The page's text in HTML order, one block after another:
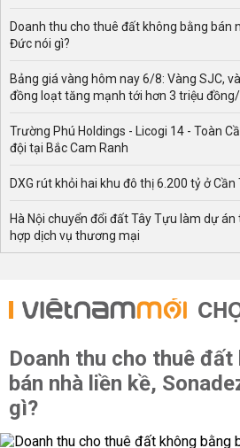
Doanh thu cho thuê đất không bằng bán
Đức nói gì?
Bảng giá vàng hôm nay 6/8: Vàng SJC,
đồng loạt tăng mạnh tới hơn 3 triệu
Trường Phú Holdings - Licogi 14 - Toàn
đội tại Bắc Cam Ranh
DXG rút khỏi hai khu đô thị 6.200 tỷ ở
Hà Nội chuyển đổi đất Tây Tựu làm dự
hợp dịch vụ thương mại
Doanh thu cho thuê đất
bán nhà liền kề,
gì?